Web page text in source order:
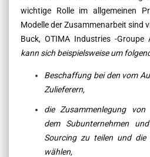
wichtige Rolle im allgemeinen
Modelle der Zusammenarbeit sind
Buck, OTIMA Industries -
kann sich beispielsweise um
Beschaffung bei den vom
Zulieferern,
die Zusammenlegung
dem Subunternehmen
Sourcing zu teilen und die
wählen,